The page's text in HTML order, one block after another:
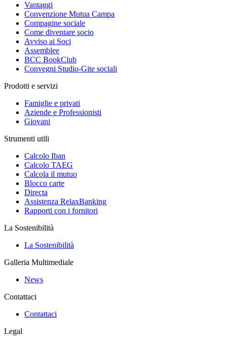
Vantaggi
Convenzione Mutua Campa
Compagine sociale
Come diventare socio
Avviso ai Soci
Assemblee
BCC BookClub
Convegni Studio-Gite sociali
Prodotti e servizi
Famiglie e privati
Aziende e Professionisti
Giovani
Strumenti utili
Calcolo Iban
Calcolo TAEG
Calcola il mutuo
Blocco carte
Directa
Assistenza RelaxBanking
Rapporti con i fornitori
La Sostenibilità
La Sostenibilità
Galleria Multimediale
News
Contattaci
Contattaci
Legal